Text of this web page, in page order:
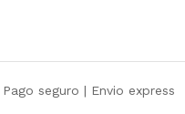
seguro | Envio express